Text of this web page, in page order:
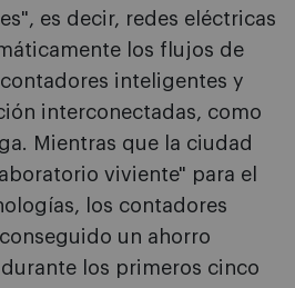
es decir, redes eléctricas
los flujos de
inteligentes y
interconectadas, como
Mientras que la ciudad
viviente" para el
los contadores
un ahorro
los primeros cinco